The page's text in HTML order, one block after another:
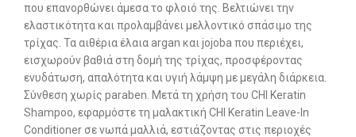
που επανορθώνει άμεσα το φλοιό της. Βελτιώνει την
ελαστικότητα και προλαμβάνει μελλοντικό σπάσιμο της
τρίχας. Τα αιθέρια έλαια argan και jojoba που περιέχει,
εισχωρούν βαθιά στη δομή της τρίχας, προσφέροντας
ενυδάτωση, απαλότητα και υγιή λάμψη με μεγάλη διάρκεια.
Σύνθεση χωρίς paraben. Μετά τη χρήση του CHI Keratin
Shampoo, εφαρμόστε τη μαλακτική CHI Keratin Leave-In
Conditioner σε νωπά μαλλιά, εστιάζοντας στις περιοχές